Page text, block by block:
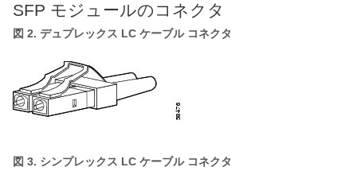
SFP モジュールのコネクタ
図 2. デュプレックス LC ケーブル コネクタ
図 3. シンプレックス LC ケーブル コネクタ